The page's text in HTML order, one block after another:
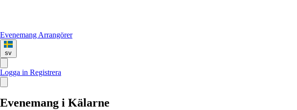
Evenemang Arrangörer
sv
Logga in Registrera
Evenemang i Kälarne